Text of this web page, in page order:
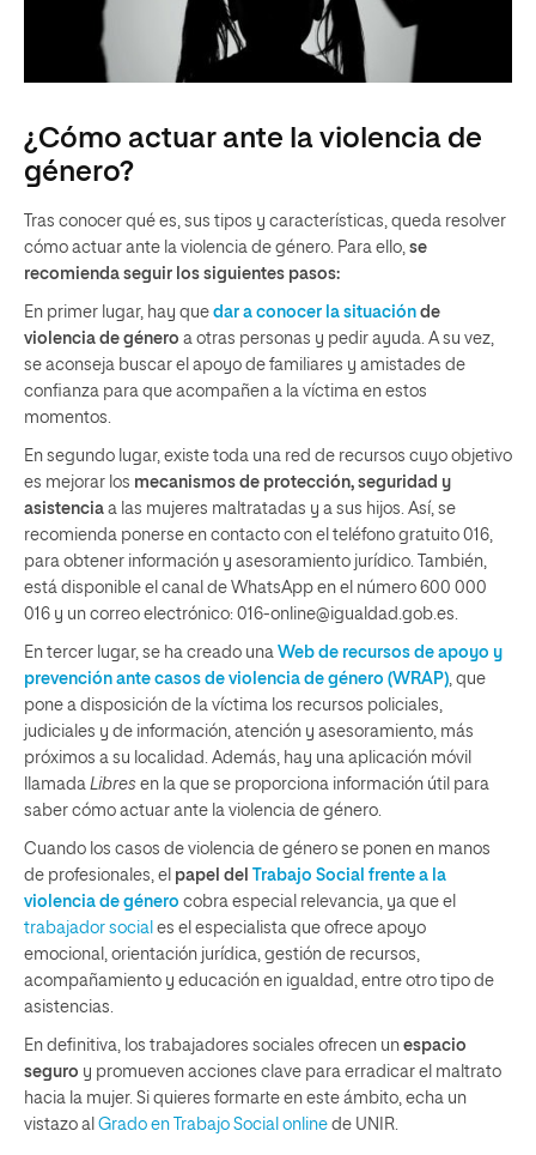
¿Cómo actuar ante la violencia de
género?
Tras conocer qué es, sus tipos y características, queda resolver
cómo actuar ante la violencia de género. Para ello, se
recomienda seguir los siguientes pasos:
En primer lugar, hay que dar a conocer la situación de
violencia de género a otras personas y pedir ayuda. A su vez,
se aconseja buscar el apoyo de familiares y amistades de
confianza para que acompañen a la víctima en estos
momentos.
En segundo lugar, existe toda una red de recursos cuyo objetivo
es mejorar los mecanismos de protección, seguridad y
asistencia a las mujeres maltratadas y a sus hijos. Así, se
recomienda ponerse en contacto con el teléfono gratuito 016,
para obtener información y asesoramiento jurídico. También,
está disponible el canal de WhatsApp en el número 600 000
016 y un correo electrónico: 016-online@igualdad.gob.es.
En tercer lugar, se ha creado una Web de recursos de apoyo y
prevención ante casos de violencia de género (WRAP) , que
pone a disposición de la víctima los recursos policiales,
judiciales y de información, atención y asesoramiento, más
próximos a su localidad. Además, hay una aplicación móvil
llamada Libres en la que se proporciona información útil para
saber cómo actuar ante la violencia de género.
Cuando los casos de violencia de género se ponen en manos
de profesionales, el papel del Trabajo Social frente a la
violencia de género cobra especial relevancia, ya que el
trabajador social es el especialista que ofrece apoyo
emocional, orientación jurídica, gestión de recursos,
acompañamiento y educación en igualdad, entre otro tipo de
asistencias.
En definitiva, los trabajadores sociales ofrecen un espacio
seguro y promueven acciones clave para erradicar el maltrato
hacia la mujer. Si quieres formarte en este ámbito, echa un
vistazo al Grado en Trabajo Social online de UNIR.